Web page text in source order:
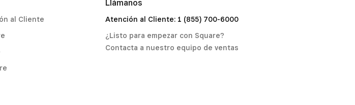
al Cliente
Llámanos
Atención al Cliente: 1 (855) 700-6000
¿Listo para empezar con Square?
Contacta a nuestro equipo de ventas